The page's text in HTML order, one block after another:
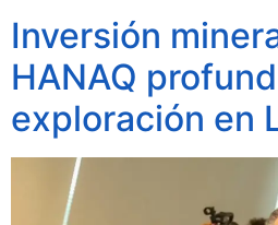
Inversión
HANAQ
exploración en